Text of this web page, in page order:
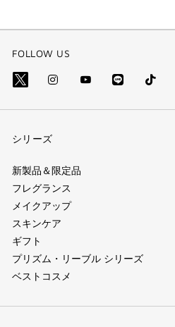
FOLLOW US
X=Twitter（別
ウ
ド
ウ）
Instagram（別
ウ
ィ
ド
ウ）
YouTube（別
ウ
Line
(別
Tik
Tok
シリーズ
新製品＆限定品
フレグランス
メイクアップ
スキンケア
ギフト
プリズム・リーブル シリーズ
ベストコスメ